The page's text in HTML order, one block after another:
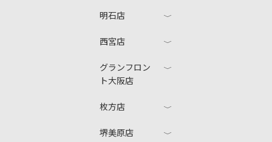
明石店
西宮店
グランフロン
ト大阪店
枚方店
堺美原店